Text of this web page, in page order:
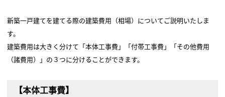
新築一戸建てを建てる際の建築費用（相場）についてご説明いたしま
す。
建築費用は大きく分けて「本体工事費」「付帯工事費」「その他費用
（諸費用）」の３つに分けることができます。
【本体工事費】